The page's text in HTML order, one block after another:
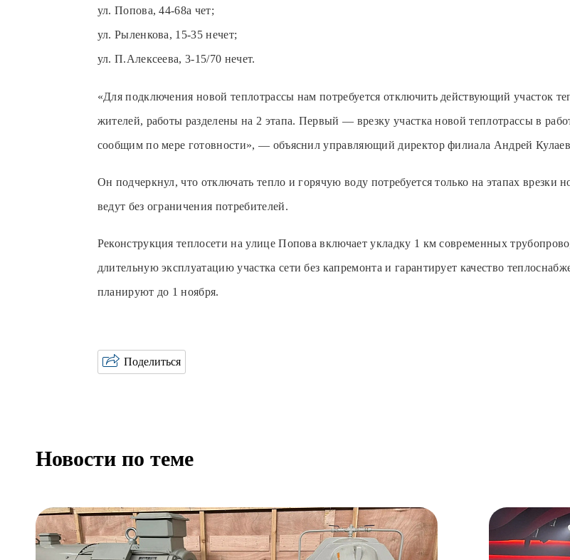
ул. Попова, 44-68а чет;
ул. Рыленкова, 15-35 нечет;
ул. П.Алексеева, 3-15/70 нечет.
«Для подключения новой теплотрассы нам потребуется отключить действующий участок
жителей, работы разделены на 2 этапа. Первый — врезку участка новой теплотрассы в
сообщим по мере готовности», — объяснил управляющий директор филиала Андрей
Он подчеркнул, что отключать тепло и горячую воду потребуется только на этапах
ведут без ограничения потребителей.
Реконструкция теплосети на улице Попова включает укладку 1 км современных
длительную эксплуатацию участка сети без капремонта и гарантирует качество
планируют до 1 ноября.
Поделиться
Новости по теме